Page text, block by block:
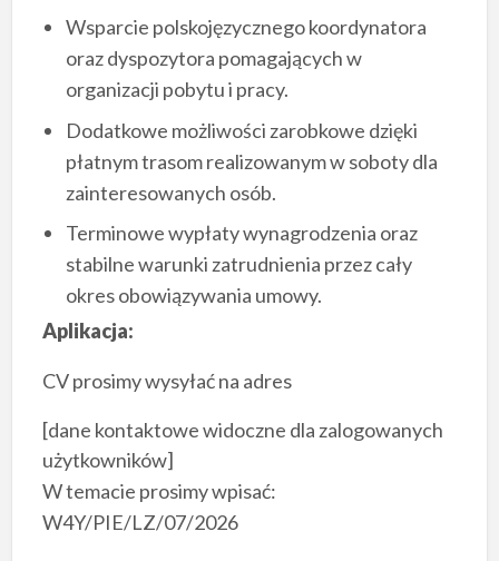
Wsparcie polskojęzycznego koordynatora
oraz dyspozytora pomagających w
organizacji pobytu i pracy.
Dodatkowe możliwości zarobkowe dzięki
płatnym trasom realizowanym w soboty dla
zainteresowanych osób.
Terminowe wypłaty wynagrodzenia oraz
stabilne warunki zatrudnienia przez cały
okres obowiązywania umowy.
Aplikacja:
CV prosimy wysyłać na adres
[dane kontaktowe widoczne dla zalogowanych
użytkowników]
W temacie prosimy wpisać:
W4Y/PIE/LZ/07/2026